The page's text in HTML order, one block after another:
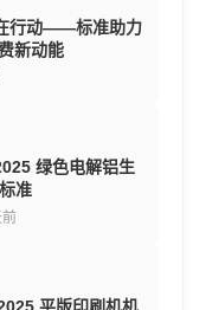
行动——标准助力
新动能
绿色电解铝生
准